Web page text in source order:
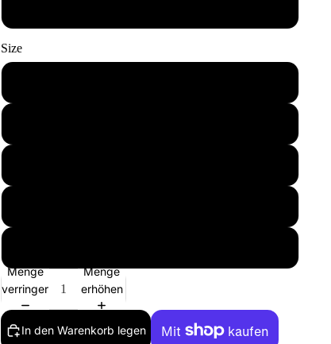
Size
Menge
verringern
Menge
erhöhen
In den Warenkorb legen